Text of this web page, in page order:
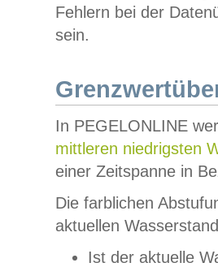
Fehlern bei der
sein.
In PEGELONLINE
mittleren niedrigsten
einer Zeitspanne in
Die farblichen
aktuellen
Ist der aktuelle